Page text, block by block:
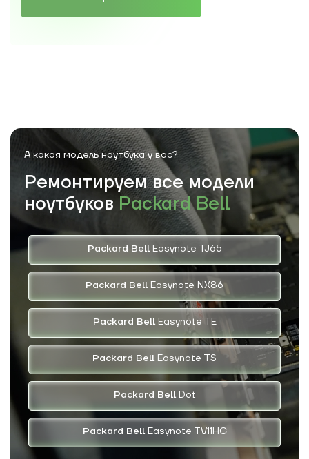
А какая модельноутбука у вас?
Ремонтируем все модели
ноутбуков Packard Bell
Packard BellEasynote TJ65
Packard Bell Easynote NX86
Packard BellEasynote TE
Packard Bell Easynote TS
Packard BellDot
Packard BellEasynote TV11HC